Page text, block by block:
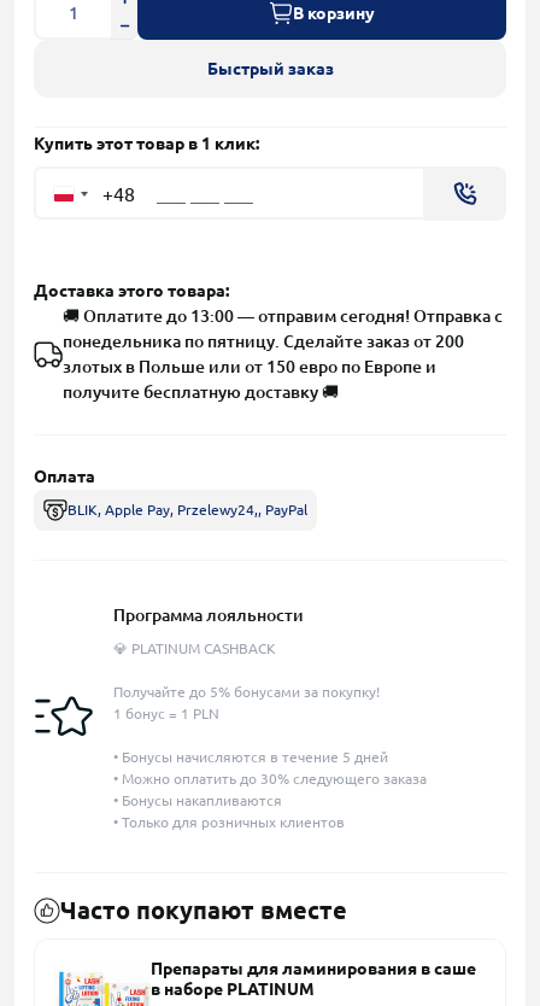
В корзину
Быстрый заказ
Купить этот товар в 1 клик:
+48
Доставка этого товара:
🚚 Оплатите до 13:00 — отправим сегодня! Отправка с
понедельника по пятницу. Сделайте заказ от 200
злотых в Польше или от 150 евро по Европе и
получите бесплатную доставку 🚚
Оплата
BLIK, Apple Pay, Przelewy24,, PayPal
Программа лояльности
💎 PLATINUM CASHBACK
Получайте до 5% бонусами за покупку!
1 бонус = 1 PLN
• Бонусы начисляются в течение 5 дней
• Можно оплатить до 30% следующего заказа
• Бонусы накапливаются
• Только для розничных клиентов
Часто покупают вместе
Препараты для ламинирования в саше
в наборе PLATINUM